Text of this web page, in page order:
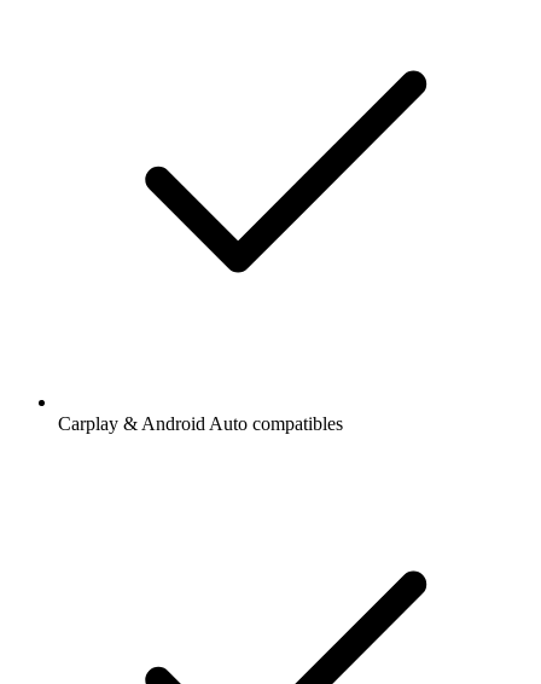
Carplay & Android Auto compatibles